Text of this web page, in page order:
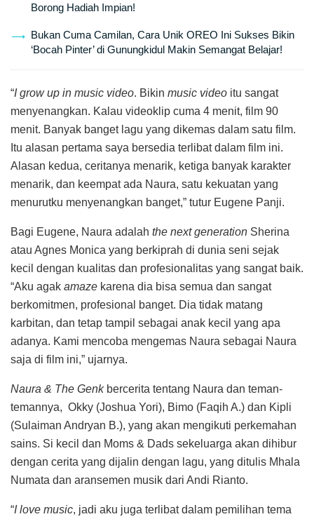
Borong Hadiah Impian!
Bukan Cuma Camilan, Cara Unik OREO Ini Sukses Bikin
‘Bocah Pinter’ di Gunungkidul Makin Semangat Belajar!
“I grow up in music video. Bikin music video itu sangat
menyenangkan. Kalau videoklip cuma 4 menit, film 90
menit. Banyak banget lagu yang dikemas dalam satu film.
Itu alasan pertama saya bersedia terlibat dalam film ini.
Alasan kedua, ceritanya menarik, ketiga banyak karakter
menarik, dan keempat ada Naura, satu kekuatan yang
menurutku menyenangkan banget,” tutur Eugene Panji.
Bagi Eugene, Naura adalah the next generation Sherina
atau Agnes Monica yang berkiprah di dunia seni sejak
kecil dengan kualitas dan profesionalitas yang sangat baik.
“Aku agak amaze karena dia bisa semua dan sangat
berkomitmen, profesional banget. Dia tidak matang
karbitan, dan tetap tampil sebagai anak kecil yang apa
adanya. Kami mencoba mengemas Naura sebagai Naura
saja di film ini,” ujarnya.
Naura & The Genkbercerita tentang Naura dan teman-
temannya, Okky (Joshua Yori), Bimo (Faqih A.) dan Kipli
(Sulaiman Andryan B.), yang akan mengikuti perkemahan
sains. Si kecil dan Moms & Dads sekeluarga akan dihibur
dengan cerita yang dijalin dengan lagu, yang ditulis Mhala
Numata dan aransemen musik dari Andi Rianto.
“I love music, jadi aku juga terlibat dalam pemilihan tema